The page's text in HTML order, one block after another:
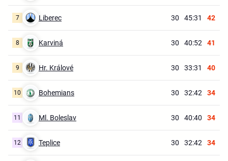
7 Liberec 30 45:31 42
8 Karviná 30 40:52 41
9 Hr. Králové 30 33:31 40
10 Bohemians 30 32:42 34
11 Ml. Boleslav 30 40:40 34
12 Teplice 30 32:42 34